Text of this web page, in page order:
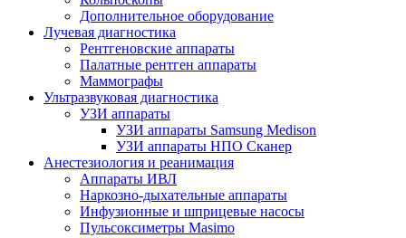
Дополнительное оборудование
Лучевая диагностика
Рентгеновские аппараты
Палатные рентген аппараты
Маммографы
Ультразвуковая диагностика
УЗИ аппараты
УЗИ аппараты Samsung Medison
УЗИ аппараты НПО Сканер
Анестезиология и реанимация
Аппараты ИВЛ
Наркозно-дыхательные аппараты
Инфузионные и шприцевые насосы
Пульсоксиметры Masimo